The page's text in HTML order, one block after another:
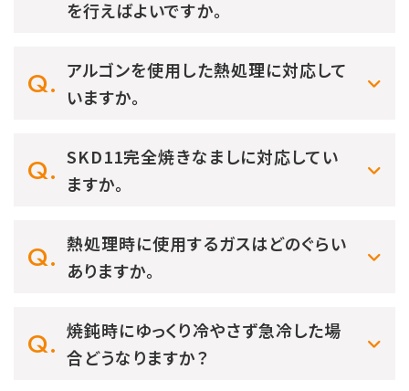
を行えばよいですか。
アルゴンを使用した熱処理に対応して
いますか。
SKD11完全焼きなましに対応してい
ますか。
熱処理時に使用するガスはどのぐらい
ありますか。
焼鈍時にゆっくり冷やさず急冷した場
合どうなりますか？